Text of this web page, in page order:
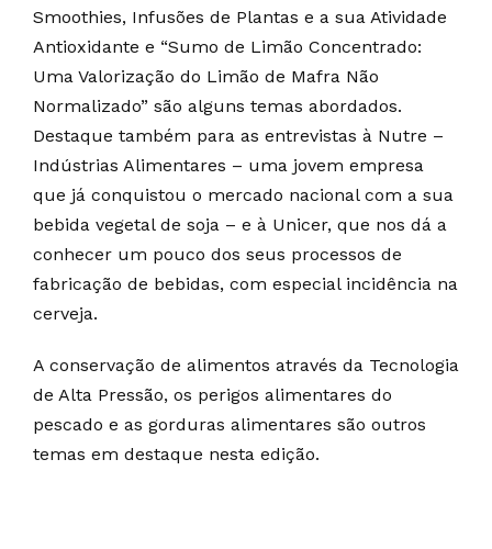
Smoothies, Infusões de Plantas e a sua Atividade
Antioxidante e “Sumo de Limão Concentrado:
Uma Valorização do Limão de Mafra Não
Normalizado” são alguns temas abordados.
Destaque também para as entrevistas à Nutre –
Indústrias Alimentares – uma jovem empresa
que já conquistou o mercado nacional com a sua
bebida vegetal de soja – e à Unicer, que nos dá a
conhecer um pouco dos seus processos de
fabricação de bebidas, com especial incidência na
cerveja.
A conservação de alimentos através da Tecnologia
de Alta Pressão, os perigos alimentares do
pescado e as gorduras alimentares são outros
temas em destaque nesta edição.